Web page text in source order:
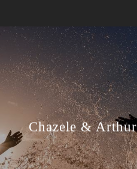
Chazele & Arthur